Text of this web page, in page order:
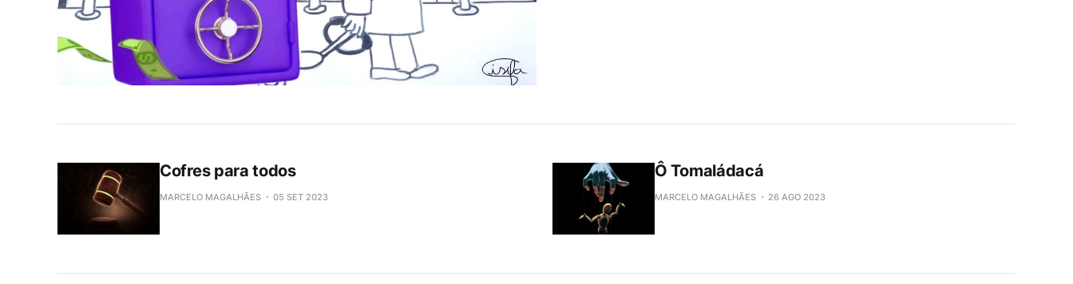
Cofres para todos
MARCELO MAGALHÃES 05 SET 2023
Ô Tomaládacá
MARCELO MAGALHÃES 26 AGO 2023